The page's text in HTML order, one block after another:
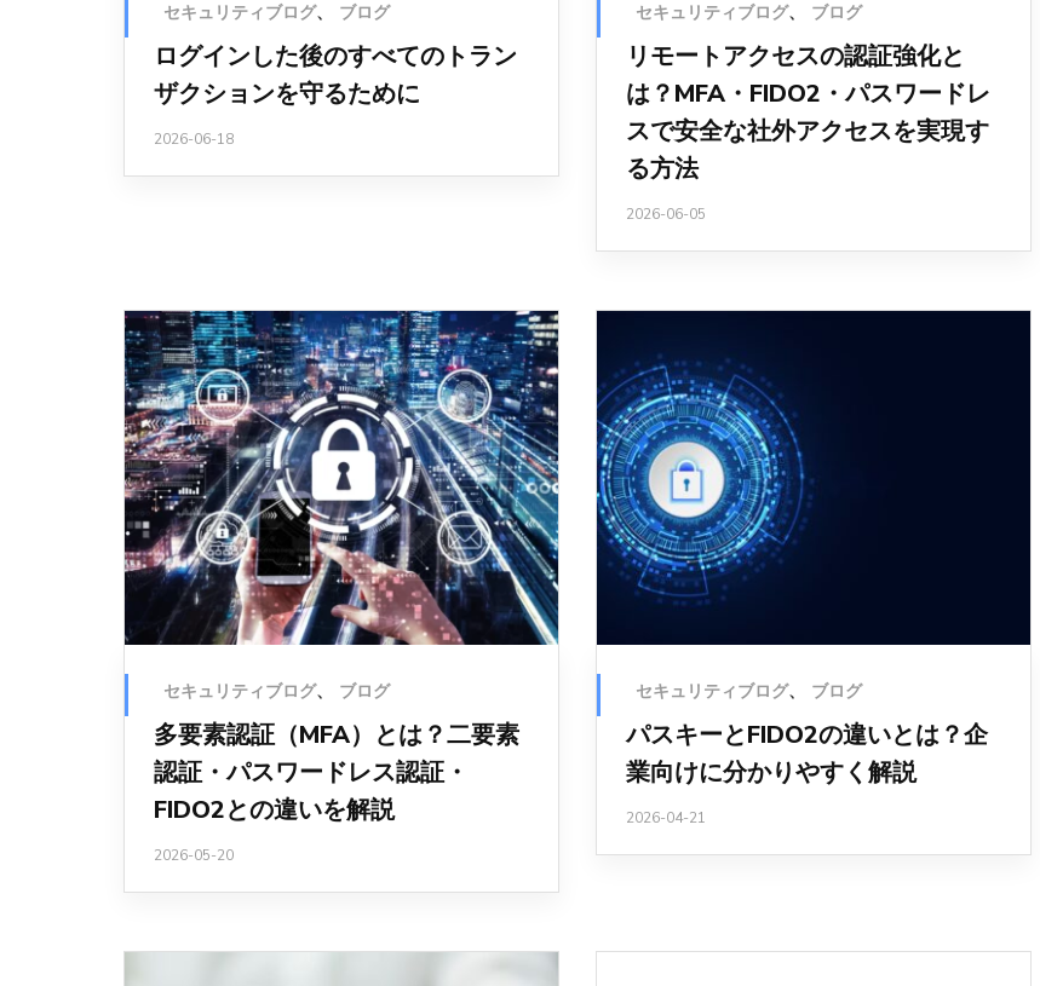
セキュリティブログ、 ブログ
ログインした後のすべてのトラン
ザクションを守るために
2026-06-18
セキュリティブログ、 ブログ
リモートアクセスの認証強化と
は？MFA・FIDO2・パスワードレ
スで安全な社外アクセスを実現す
る方法
2026-06-05
セキュリティブログ、 ブログ
多要素認証（MFA）とは？二要素
認証・パスワードレス認証・
FIDO2との違いを解説
2026-05-20
セキュリティブログ、 ブログ
パスキーとFIDO2の違いとは？企
業向けに分かりやすく解説
2026-04-21